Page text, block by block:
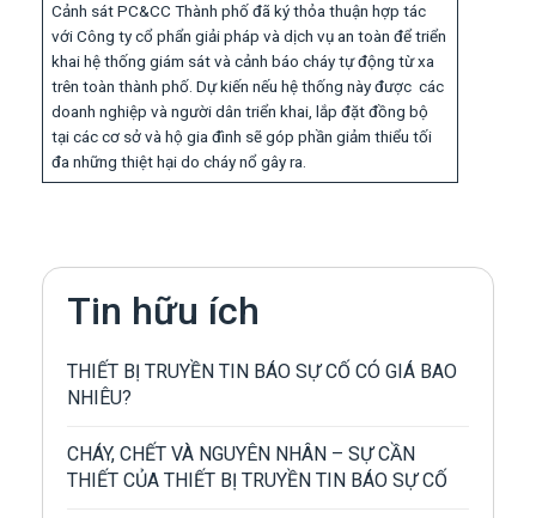
Cảnh sát PC&CC Thành phố đã ký thỏa thuận hợp tác
với Công ty cổ phẩn giải pháp và dịch vụ an toàn để triển
khai hệ thống giám sát và cảnh báo cháy tự động từ xa
trên toàn thành phố. Dự kiến nếu hệ thống này được các
doanh nghiệp và người dân triển khai, lắp đặt đồng bộ
tại các cơ sở và hộ gia đình sẽ góp phần giảm thiểu tối
đa những thiệt hại do cháy nổ gây ra.
Tin hữu ích
THIẾT BỊ TRUYỀN TIN BÁO SỰ CỐ CÓ GIÁ BAO
NHIÊU?
CHÁY, CHẾT VÀ NGUYÊN NHÂN – SỰ CẦN
THIẾT CỦA THIẾT BỊ TRUYỀN TIN BÁO SỰ CỐ